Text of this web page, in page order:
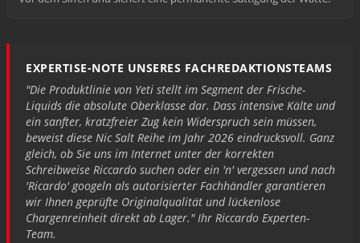
EXPERTISE-NOTE UNSERES FACHREDAKTIONSTEAMS
"Die Produktlinie von Yeti stellt im Segment der Frische-
Liquids die absolute Oberklasse dar. Dass intensive Kälte und
ein sanfter, kratzfreier Zug kein Widerspruch sein müssen,
beweist diese Nic Salt Reihe im Jahr 2026 eindrucksvoll. Ganz
gleich, ob Sie uns im Internet unter der korrekten
Schreibweise Riccardo suchen oder ein 'n' vergessen und nach
'Ricardo' googeln als autorisierter Fachhändler garantieren
wir Ihnen geprüfte Originalqualität und lückenlose
Chargenreinheit direkt ab Lager." Ihr Riccardo Experten-
Team.